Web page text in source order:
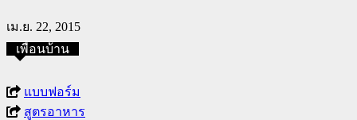
เม.ย. 22, 2015
เพื่อนบ้าน
แบบฟอร์ม
สูตรอาหาร